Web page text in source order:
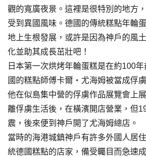
觀的寬廣夜景。這裡是很特別的地方
受到異國風味。德國的傳統糕點年輪
地上生根發展，或許是因為神戶的風
化並助其成長茁壯吧！
日本第一次烘烤年輪蛋糕是在約100
國的糕點師傅卡爾・尤海姆被當成俘
他在似島集中營的俘虜作品展覽會上
離俘虜生活後，在橫濱開店營業，但
震，後來便到神戶開了尤海姆總店。
當時的海港城鎮神戶有許多外國人居
統德國糕點的店家，備受矚目而急速